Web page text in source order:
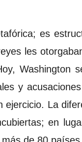
es
les
Washington
y
La
en